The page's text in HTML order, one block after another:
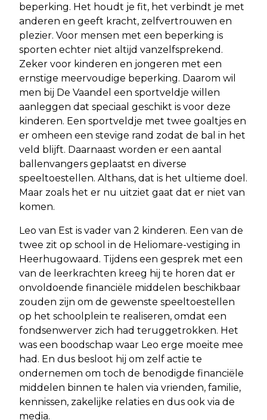
beperking. Het houdt je fit, het verbindt je met
anderen en geeft kracht, zelfvertrouwen en
plezier. Voor mensen met een beperking is
sporten echter niet altijd vanzelfsprekend.
Zeker voor kinderen en jongeren met een
ernstige meervoudige beperking. Daarom wil
men bij De Vaandel een sportveldje willen
aanleggen dat speciaal geschikt is voor deze
kinderen. Een sportveldje met twee goaltjes en
er omheen een stevige rand zodat de bal in het
veld blijft. Daarnaast worden er een aantal
ballenvangers geplaatst en diverse
speeltoestellen. Althans, dat is het ultieme doel.
Maar zoals het er nu uitziet gaat dat er niet van
komen.
Leo van Est is vader van 2 kinderen. Een van de
twee zit op school in de Heliomare-vestiging in
Heerhugowaard. Tijdens een gesprek met een
van de leerkrachten kreeg hij te horen dat er
onvoldoende financiële middelen beschikbaar
zouden zijn om de gewenste speeltoestellen
op het schoolplein te realiseren, omdat een
fondsenwerver zich had teruggetrokken. Het
was een boodschap waar Leo erge moeite mee
had. En dus besloot hij om zelf actie te
ondernemen om toch de benodigde financiële
middelen binnen te halen via vrienden, familie,
kennissen, zakelijke relaties en dus ook via de
media.